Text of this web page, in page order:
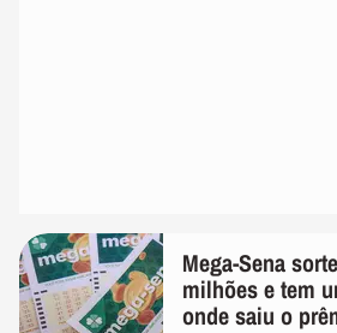
Mega-Sena
milhões e tem
onde saiu o